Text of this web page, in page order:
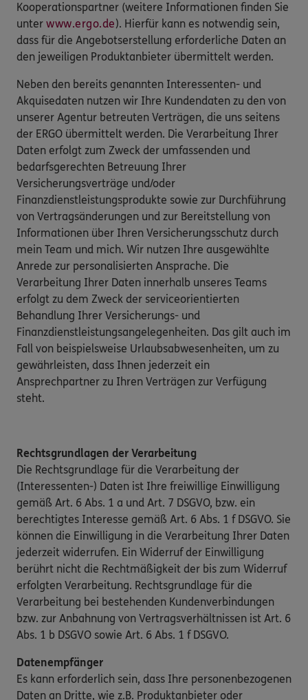
Kooperationspartner (weitere Informationen finden Sie
unter www.ergo.de). Hierfür kann es notwendig sein,
dass für die Angebotserstellung erforderliche Daten an
den jeweiligen Produktanbieter übermittelt werden.
Neben den bereits genannten Interessenten- und
Akquisedaten nutzen wir Ihre Kundendaten zu den von
unserer Agentur betreuten Verträgen, die uns seitens
der ERGO übermittelt werden. Die Verarbeitung Ihrer
Daten erfolgt zum Zweck der umfassenden und
bedarfsgerechten Betreuung Ihrer
Versicherungsverträge und/oder
Finanzdienstleistungsprodukte sowie zur Durchführung
von Vertragsänderungen und zur Bereitstellung von
Informationen über Ihren Versicherungsschutz durch
mein Team und mich. Wir nutzen Ihre ausgewählte
Anrede zur personalisierten Ansprache. Die
Verarbeitung Ihrer Daten innerhalb unseres Teams
erfolgt zu dem Zweck der serviceorientierten
Behandlung Ihrer Versicherungs- und
Finanzdienstleistungsangelegenheiten. Das gilt auch im
Fall von beispielsweise Urlaubsabwesenheiten, um zu
gewährleisten, dass Ihnen jederzeit ein
Ansprechpartner zu Ihren Verträgen zur Verfügung
steht.
Rechtsgrundlagen der Verarbeitung
Die Rechtsgrundlage für die Verarbeitung der
(Interessenten-) Daten ist Ihre freiwillige Einwilligung
gemäß Art. 6 Abs. 1 a und Art. 7 DSGVO, bzw. ein
berechtigtes Interesse gemäß Art. 6 Abs. 1 f DSGVO. Sie
können die Einwilligung in die Verarbeitung Ihrer Daten
jederzeit widerrufen. Ein Widerruf der Einwilligung
berührt nicht die Rechtmäßigkeit der bis zum Widerruf
erfolgten Verarbeitung. Rechtsgrundlage für die
Verarbeitung bei bestehenden Kundenverbindungen
bzw. zur Anbahnung von Vertragsverhältnissen ist Art. 6
Abs. 1 b DSGVO sowie Art. 6 Abs. 1 f DSGVO.
Datenempfänger
Es kann erforderlich sein, dass Ihre personenbezogenen
Daten an Dritte, wie z.B. Produktanbieter oder